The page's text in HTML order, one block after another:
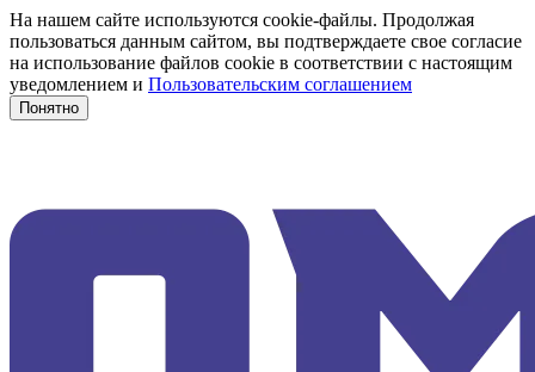
На нашем сайте используются cookie-файлы. Продолжая
пользоваться данным сайтом, вы подтверждаете свое согласие
на использование файлов cookie в соответствии с настоящим
уведомлением и Пользовательским соглашением
Понятно